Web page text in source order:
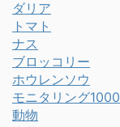
ダリア
トマト
ナス
ブロッコリー
ホウレンソウ
モニタリング1000
動物